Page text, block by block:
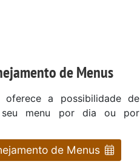
de Menus
oferece a possibilidade de
seu menu por dia ou por
de Menus